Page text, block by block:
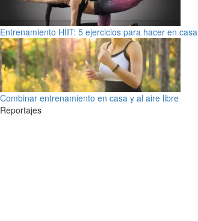
Entrenamiento HIIT: 5 ejercicios para hacer en casa
Combinar entrenamiento en casa y al aire libre
Reportajes